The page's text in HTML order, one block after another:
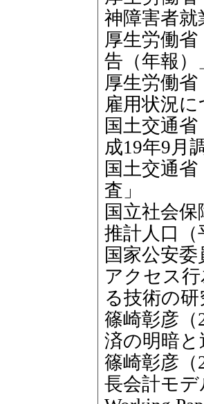
神障害者
厚生労働
告（年報）
厚生労働
雇用状況
国土交通
成19年9月
国土交通
査」
国立社会
推計人口（
国家公安
アクセス
る技術の
篠崎彰彦
済の明暗
篠崎彰彦
長会計モデ